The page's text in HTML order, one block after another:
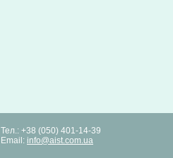
Тел.: +38 (050) 401-14-39
Email: info@aist.com.ua